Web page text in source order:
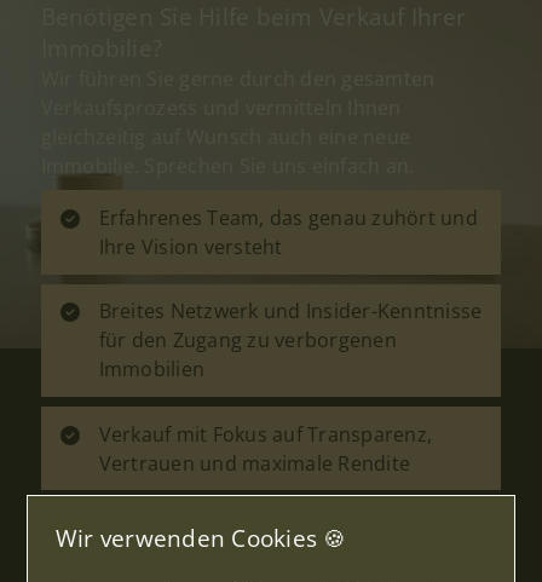
Benötigen Sie Hilfe beim Verkauf Ihrer
Erfahrenes Team, das genau zuhört und
Ihre Vision versteht
Breites Netzwerk und Insider-Kenntnisse
für den Zugang zu verborgenen
Immobilien
Verkauf mit Fokus auf Transparenz,
Vertrauen und maximale Rendite
Maximierung des Potenzials und
Wir verwenden Cookies 🍪